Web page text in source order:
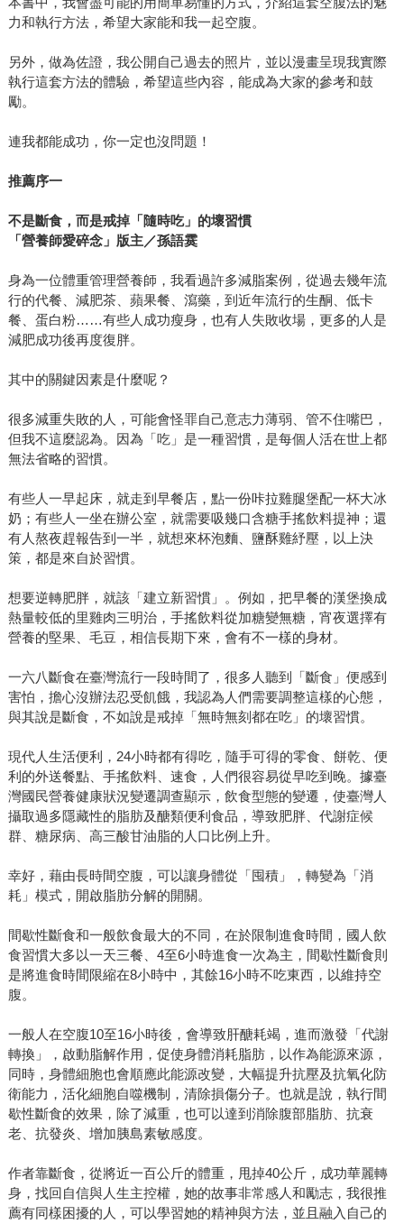
力和執行方法，希望大家能和我一起空腹。
另外，做為佐證，我公開自己過去的照片，並以漫畫呈現我實際
執行這套方法的體驗，希望這些內容，能成為大家的參考和鼓
勵。
連我都能成功，你一定也沒問題！
推薦序一
不是斷食，而是戒掉「隨時吃」的壞習慣
「營養師愛碎念」版主／孫語霙
身為一位體重管理營養師，我看過許多減脂案例，從過去幾年流
行的代餐、減肥茶、蘋果餐、瀉藥，到近年流行的生酮、低卡
餐、蛋白粉……有些人成功瘦身，也有人失敗收場，更多的人是
減肥成功後再度復胖。
其中的關鍵因素是什麼呢？
很多減重失敗的人，可能會怪罪自己意志力薄弱、管不住嘴巴，
但我不這麼認為。因為「吃」是一種習慣，是每個人活在世上都
無法省略的習慣。
有些人一早起床，就走到早餐店，點一份咔拉雞腿堡配一杯大冰
奶；有些人一坐在辦公室，就需要吸幾口含糖手搖飲料提神；還
有人熬夜趕報告到一半，就想來杯泡麵、鹽酥雞紓壓，以上決
策，都是來自於習慣。
想要逆轉肥胖，就該「建立新習慣」。例如，把早餐的漢堡換成
熱量較低的里雞肉三明治，手搖飲料從加糖變無糖，宵夜選擇有
營養的堅果、毛豆，相信長期下來，會有不一樣的身材。
一六八斷食在臺灣流行一段時間了，很多人聽到「斷食」便感到
害怕，擔心沒辦法忍受飢餓，我認為人們需要調整這樣的心態，
與其說是斷食，不如說是戒掉「無時無刻都在吃」的壞習慣。
現代人生活便利，24小時都有得吃，隨手可得的零食、餅乾、便
利的外送餐點、手搖飲料、速食，人們很容易從早吃到晚。據臺
灣國民營養健康狀況變遷調查顯示，飲食型態的變遷，使臺灣人
攝取過多隱藏性的脂肪及醣類便利食品，導致肥胖、代謝症候
群、糖尿病、高三酸甘油脂的人口比例上升。
幸好，藉由長時間空腹，可以讓身體從「囤積」，轉變為「消
耗」模式，開啟脂肪分解的開關。
間歇性斷食和一般飲食最大的不同，在於限制進食時間，國人飲
食習慣大多以一天三餐、4至6小時進食一次為主，間歇性斷食則
是將進食時間限縮在8小時中，其餘16小時不吃東西，以維持空
腹。
一般人在空腹10至16小時後，會導致肝醣耗竭，進而激發「代謝
轉換」，啟動脂解作用，促使身體消耗脂肪，以作為能源來源，
同時，身體細胞也會順應此能源改變，大幅提升抗壓及抗氧化防
衛能力，活化細胞自噬機制，清除損傷分子。也就是說，執行間
歇性斷食的效果，除了減重，也可以達到消除腹部脂肪、抗衰
老、抗發炎、增加胰島素敏感度。
作者靠斷食，從將近一百公斤的體重，甩掉40公斤，成功華麗轉
身，找回自信與人生主控權，她的故事非常感人和勵志，我很推
薦有同樣困擾的人，可以學習她的精神與方法，並且融入自己的